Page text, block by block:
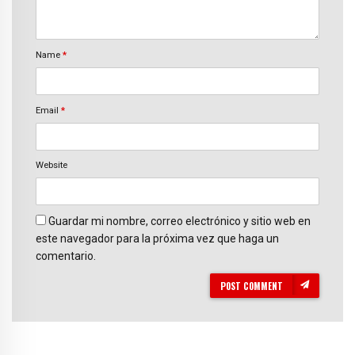
Name *
Email *
Website
Guardar mi nombre, correo electrónico y sitio web en
este navegador para la próxima vez que haga un
comentario.
POST COMMENT